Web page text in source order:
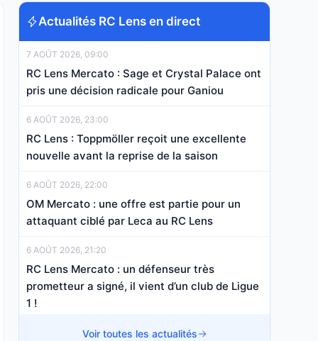
Actualités RC Lens en direct
7 AOÛT 2026, 09:00
RC Lens Mercato : Sage et Crystal Palace ont
pris une décision radicale pour Ganiou
6 AOÛT 2026, 23:00
RC Lens : Toppmöller reçoit une excellente
nouvelle avant la reprise de la saison
6 AOÛT 2026, 22:00
OM Mercato : une offre est partie pour un
attaquant ciblé par Leca au RC Lens
6 AOÛT 2026, 21:20
RC Lens Mercato : un défenseur très
prometteur a signé, il vient d’un club de Ligue
1 !
6 AOÛT 2026, 17:20Voir toutes les actualités